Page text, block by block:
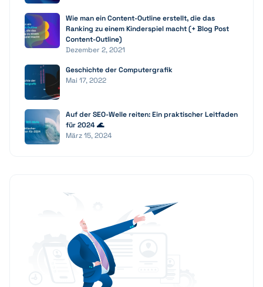
Wie man ein Content-Outline erstellt, die das
Ranking zu einem Kinderspiel macht (+ Blog Post
Content-Outline)
Dezember 2, 2021
Geschichte der Computergrafik
Mai 17, 2022
Auf der SEO-Welle reiten: Ein praktischer Leitfaden
für 2024 🌊
März 15, 2024